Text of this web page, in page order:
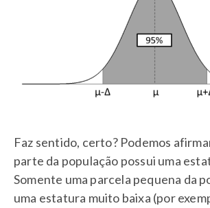
Faz sentido, certo? Podemos
parte da população possui uma
Somente uma parcela pequena da
uma estatura muito baixa (por